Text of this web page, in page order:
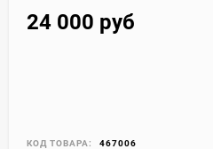
24 000 руб
КОД ТОВАРА: 467006